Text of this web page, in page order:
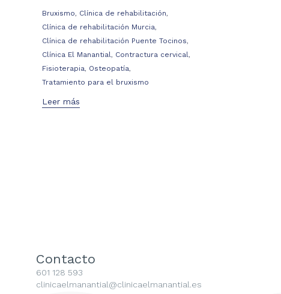
Tags
Bruxismo Clínica de rehabilitación
Clínica de rehabilitación Murcia
Clínica de rehabilitación Puente Tocinos
Clínica El Manantial Contractura cervical
Fisioterapia Osteopatía
Tratamiento para el bruxismo
Leer más
Contacto
601 128 593
clinicaelmanantial@clinicaelmanantial.es